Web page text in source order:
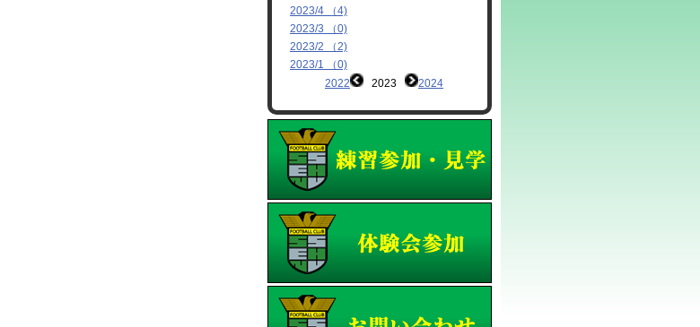
2023/4 （4)
2023/3 （0)
2023/2 （2)
2023/1 （0)
2022
2023 2024